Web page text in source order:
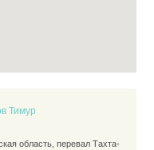
Тимур
область, перевал Тахта-